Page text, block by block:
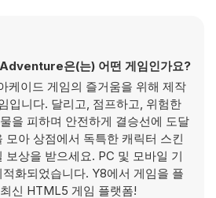
은(는) 어떤 게임인가요?
케이드 게임의 즐거움을 위해 제작
입니다. 달리고, 점프하고, 위험한
을 피하며 안전하게 결승선에 도달
모아 상점에서 독특한 캐릭터 스킨
보상을 받으세요. PC 및 모바일 기
화되었습니다. Y8에서 게임을 플
신 HTML5 게임 플랫폼!